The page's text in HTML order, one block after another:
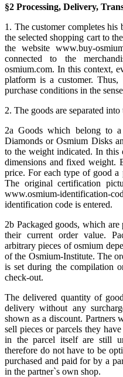
§2 Processing, Delivery,
1. The customer completes
the selected shopping cart to
the website www.buy-
connected to the
osmium.com. In this context,
platform is a customer. Thus,
purchase conditions in the
2. The goods are separated
2a Goods which belong to
Diamonds or Osmium Disks
to the weight indicated. In this
dimensions and fixed weight.
price. For each type of good a
The original certification
www.osmium-identification-
identification code is entered.
2b Packaged goods, which
their current order value.
arbitrary pieces of osmium
of the Osmium-Institute. The
is set during the compilation
check-out.
The delivered quantity of
delivery without any
shown as a discount. Partners
sell pieces or parcels they
in the parcel itself are still
therefore do not have to be
purchased and paid for by a
in the partner`s own shop.